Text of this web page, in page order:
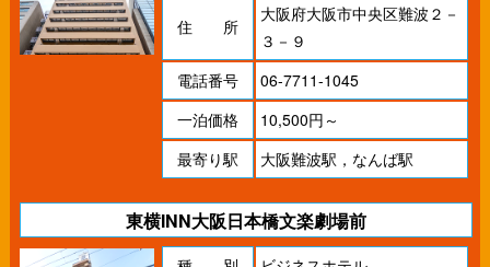
住 所
大阪府大阪市中央区難波２－
３－９
電話番号
06-7711-1045
一泊価格
10,500円～
最寄り駅
大阪難波駅，なんば駅
東横INN大阪日本橋文楽劇場前